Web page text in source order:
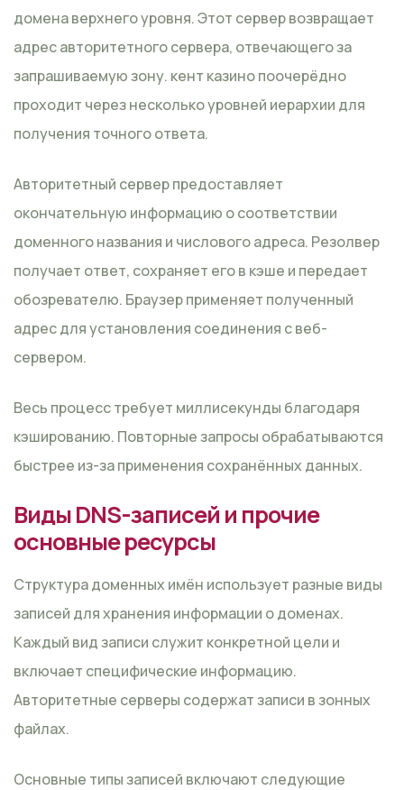
домена верхнего уровня. Этот сервер возвращает
адрес авторитетного сервера, отвечающего за
запрашиваемую зону. кент казино поочерёдно
проходит через несколько уровней иерархии для
получения точного ответа.
Авторитетный сервер предоставляет
окончательную информацию о соответствии
доменного названия и числового адреса. Резолвер
получает ответ, сохраняет его в кэше и передает
обозревателю. Браузер применяет полученный
адрес для установления соединения с веб-
сервером.
Весь процесс требует миллисекунды благодаря
кэшированию. Повторные запросы обрабатываются
быстрее из-за применения сохранённых данных.
Виды DNS-записей и прочие
основные ресурсы
Структура доменных имён использует разные виды
записей для хранения информации о доменах.
Каждый вид записи служит конкретной цели и
включает специфические информацию.
Авторитетные серверы содержат записи в зонных
файлах.
Основные типы записей включают следующие